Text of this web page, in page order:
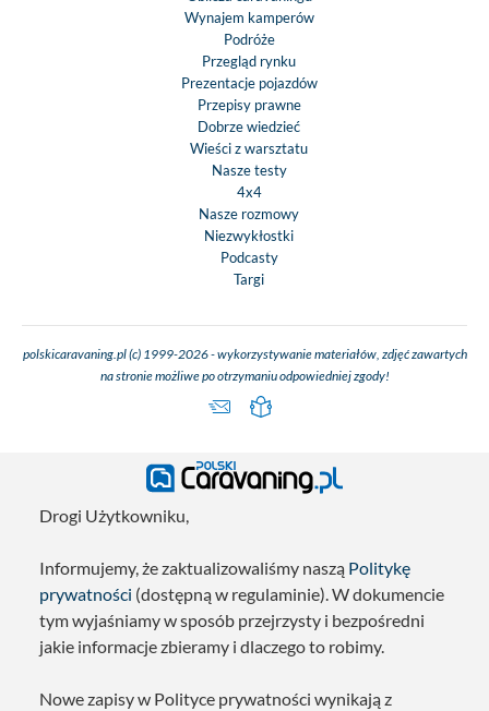
Wynajem kamperów
Podróże
Przegląd rynku
Prezentacje pojazdów
Przepisy prawne
Dobrze wiedzieć
Wieści z warsztatu
Nasze testy
4x4
Nasze rozmowy
Niezwykłostki
Podcasty
Targi
polskicaravaning.pl (c) 1999-2026 - wykorzystywanie materiałów, zdjęć zawartych
na stronie możliwe po otrzymaniu odpowiedniej zgody!
Drogi Użytkowniku,
Informujemy, że zaktualizowaliśmy naszą Politykę
prywatności (dostępną w regulaminie). W dokumencie
tym wyjaśniamy w sposób przejrzysty i bezpośredni
jakie informacje zbieramy i dlaczego to robimy.
Nowe zapisy w Polityce prywatności wynikają z